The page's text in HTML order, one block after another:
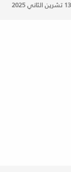
13 تشرين الثاني 2025